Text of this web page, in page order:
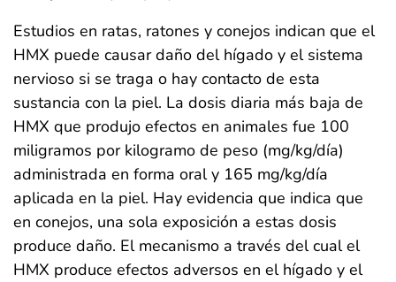
Estudios en ratas, ratones y conejos indican que el
HMX puede causar daño del hígado y el sistema
nervioso si se traga o hay contacto de esta
sustancia con la piel. La dosis diaria más baja de
HMX que produjo efectos en animales fue 100
miligramos por kilogramo de peso (mg/kg/día)
administrada en forma oral y 165 mg/kg/día
aplicada en la piel. Hay evidencia que indica que
en conejos, una sola exposición a estas dosis
produce daño. El mecanismo a través del cual el
HMX produce efectos adversos en el hígado y el